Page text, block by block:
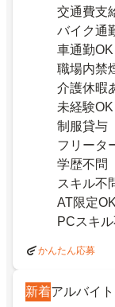
交通費支
バイク通
車通勤OK
職場内禁
介護休暇
未経験OK
制服貸与
フリータ
学歴不問
スキル不
AT限定OK
PCスキ
かんたん応募
新着アルバイ